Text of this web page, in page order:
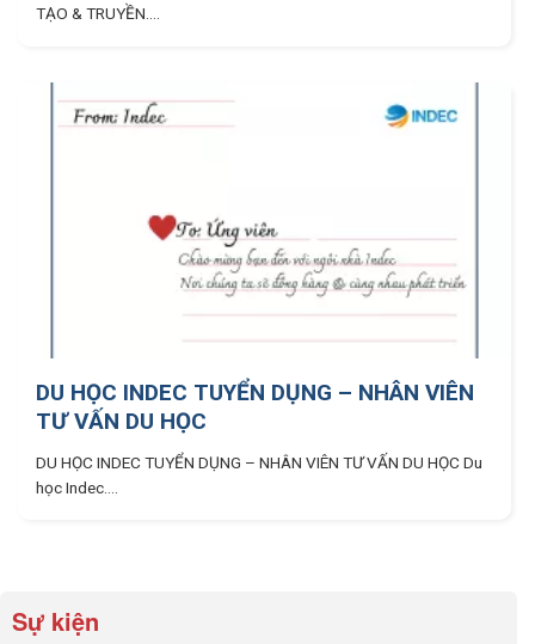
TẠO & TRUYỀN....
DU HỌC INDEC TUYỂN DỤNG – NHÂN VIÊN
TƯ VẤN DU HỌC
DU HỌC INDEC TUYỂN DỤNG – NHÂN VIÊN TƯ VẤN DU HỌC Du
học Indec....
Sự kiện